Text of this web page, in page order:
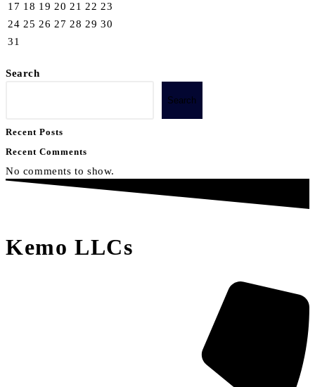
17 18 19 20 21 22 23
24 25 26 27 28 29 30
31
Search
Search
Recent Posts
Recent Comments
No comments to show.
Kemo LLCs